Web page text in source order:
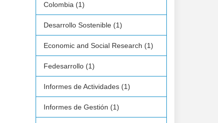
Colombia (1)
Desarrollo Sostenible (1)
Economic and Social Research (1)
Fedesarrollo (1)
Informes de Actividades (1)
Informes de Gestión (1)